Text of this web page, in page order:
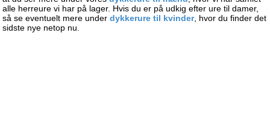
alle herreure vi har på lager. Hvis du er på udkig efter ure til damer,
så se eventuelt mere under dykkerure til kvinder, hvor du finder det
sidste nye netop nu.